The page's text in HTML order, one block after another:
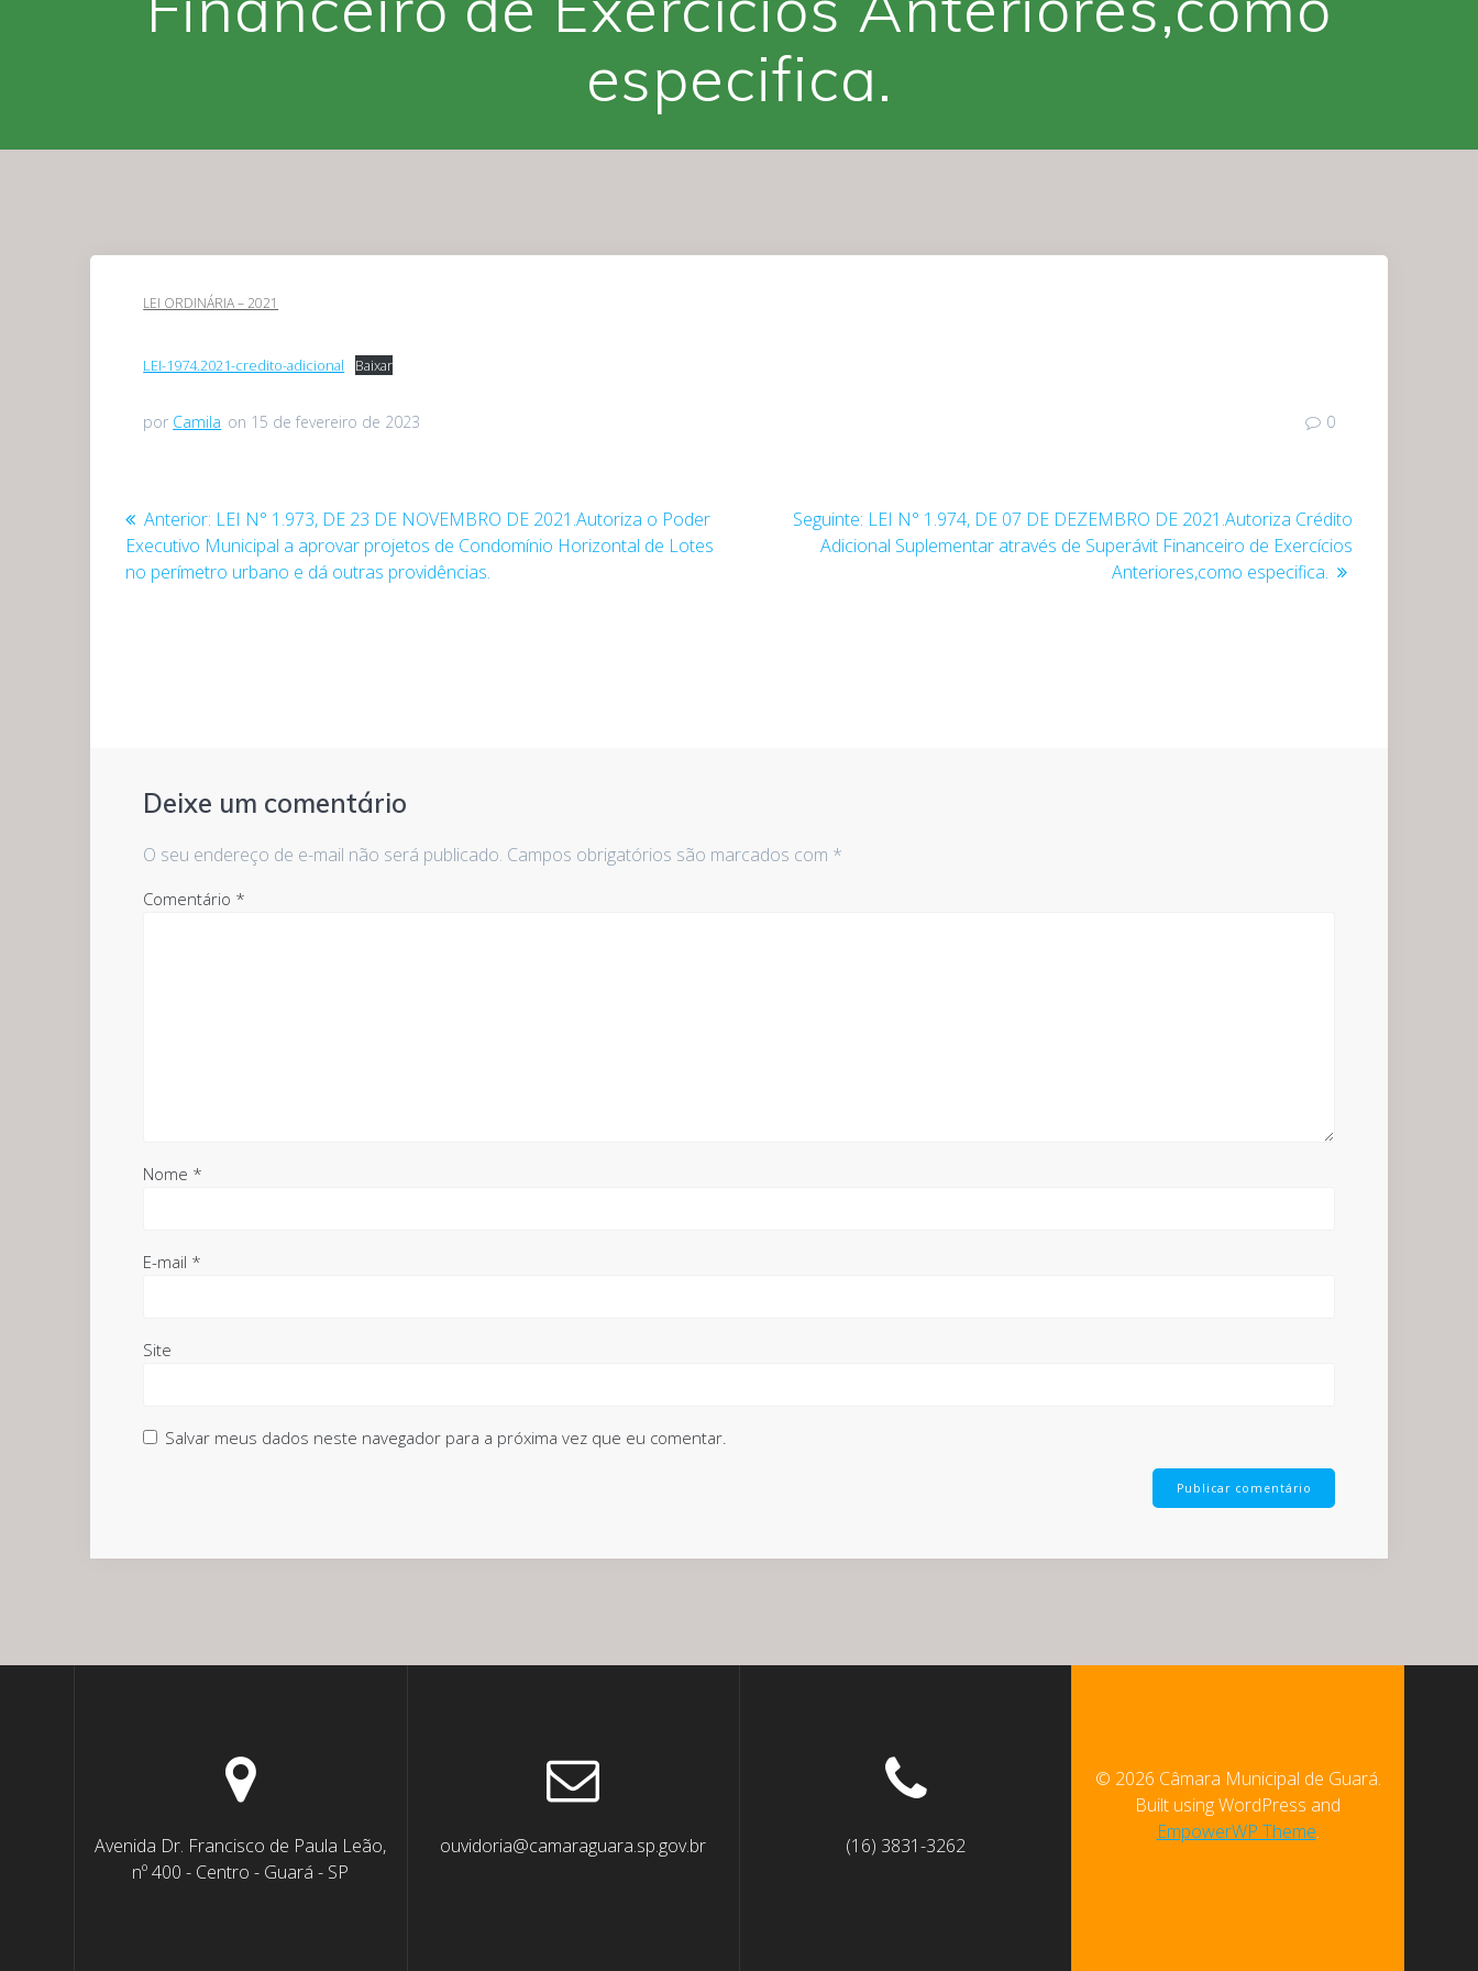
especifica.
LEI ORDINÁRIA – 2021
LEI-1974.2021-credito-adicional Baixar
por Camila on 15 de fevereiro de 2023 0
Navegação
de
Anterior: Post
anterior:
LEI N° 1.973, DE 23 DE NOVEMBRO DE 2021.Autoriza o Poder
Executivo Municipal a aprovar projetos de Condomínio Horizontal de Lotes
no perímetro urbano e dá outras providências.
Seguinte: Post
seguinte:
LEI N° 1.974, DE 07 DE DEZEMBRO DE 2021.Autoriza Crédito
Adicional Suplementar através de Superávit Financeiro de Exercícios
Anteriores,como especifica.
Deixe um comentário
O seu endereço de e-mail não será publicado. Campos obrigatórios são marcados com *
Comentário *
Nome *
E-mail *
Site
Salvar meus dados neste navegador para a próxima vez que eu comentar.
Avenida Dr. Francisco de Paula Leão,
nº 400 - Centro - Guará - SP
ouvidoria@camaraguara.sp.gov.br (16) 3831-3262
© 2026 Câmara Municipal de Guará.
Built using WordPress and
EmpowerWP Theme.